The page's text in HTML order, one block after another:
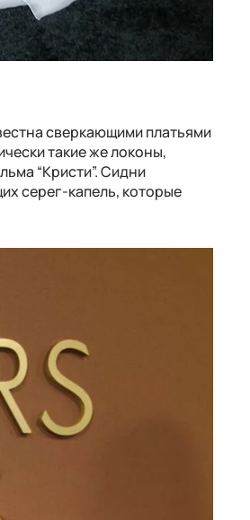
сверкающими платьями
такие же локоны,
“Кристи”. Сидни
серег-капель, которые